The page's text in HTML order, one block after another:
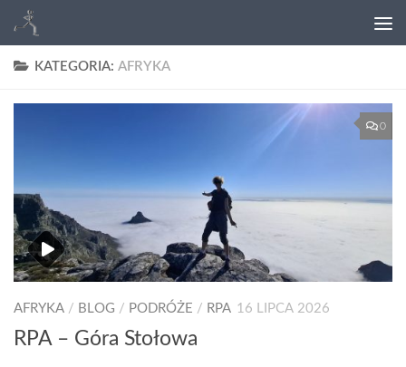
KATEGORIA: AFRYKA
0
AFRYKA / BLOG / PODRÓŻE / RPA 16 LIPCA 2026
RPA – Góra Stołowa